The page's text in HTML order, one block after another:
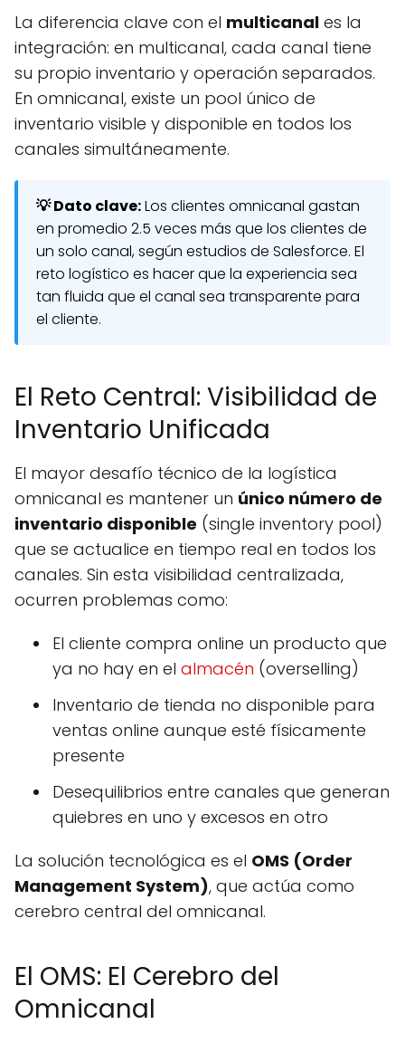
La diferencia clave con el multicanal es la
integración: en multicanal, cada canal tiene
su propio inventario y operación separados.
En omnicanal, existe un pool único de
inventario visible y disponible en todos los
canales simultáneamente.
💡 Dato clave:Los clientes omnicanal gastan
en promedio 2.5 veces más que los clientes de
un solo canal, según estudios de Salesforce. El
reto logístico es hacer que la experiencia sea
tan fluida que el canal sea transparente para
el cliente.
El Reto Central: Visibilidad de
Inventario Unificada
El mayor desafío técnico de la logística
omnicanal es mantener un único número de
inventario disponible (single inventory pool)
que se actualice en tiempo real en todos los
canales. Sin esta visibilidad centralizada,
ocurren problemas como:
El cliente compra online un producto que
ya no hay en el almacén (overselling)
Inventario de tienda no disponible para
ventas online aunque esté físicamente
presente
Desequilibrios entre canales que generan
quiebres en uno y excesos en otro
La solución tecnológica es el OMS (Order
Management System), que actúa como
cerebro central del omnicanal.
El OMS: El Cerebro del
Omnicanal